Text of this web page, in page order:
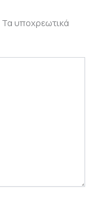
Τα υποχρεωτικά